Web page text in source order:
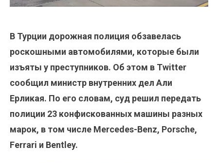
В Турции дорожная полиция обзавелась
роскошными автомобилями, которые были
изъяты у преступников. Об этом в Twitter
сообщил министр внутренних дел Али
Ерликая. По его словам, суд решил передать
полиции 23 конфискованных машины разных
марок, в том числе Mercedes-Benz, Porsche,
Ferrari и Bentley.